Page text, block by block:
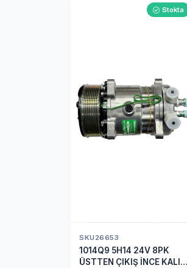
Stokta
SKU26653
1014Q9 5H14 24V 8PK
ÜSTTEN ÇIKIŞ İNCE KALIN